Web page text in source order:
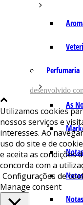
Perfumaria
As
desenvolvido
Utilizamos cookies
nossos serviços e
interesses. Ao
uso do site e de
e aceita as condições
concorda com a
Configurações de
Manage consent